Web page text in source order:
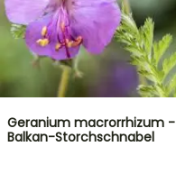
Geranium macrorrhizum -
Balkan-Storchschnabel